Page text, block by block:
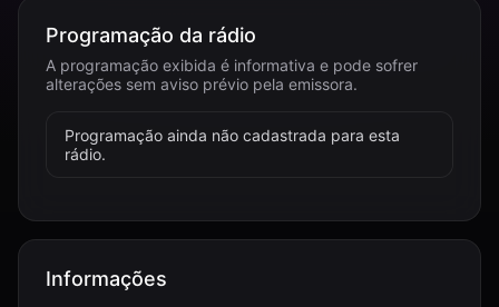
Programação da rádio
A programação exibida é informativa e pode sofrer
alterações sem aviso prévio pela emissora.
Programação ainda não cadastrada para esta
rádio.
Informações